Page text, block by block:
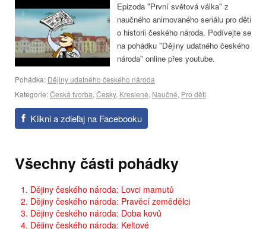
Epizoda "První světová válka" z
naučného animovaného seriálu pro děti
o historii českého národa. Podívejte se
na pohádku "Dějiny udatného českého
národa" online přes youtube.
Pohádka: Dějiny udatného českého národa
Kategorie:Česká tvorba, Česky, Kreslené, Naučné, Pro děti
Klikni a zdieľaj na Facebooku
Všechny části pohádky
1. Dějiny českého národa: Lovci mamutů
2. Dějiny českého národa: Pravěcí zemědělci
3. Dějiny českého národa: Doba kovů
4. Dějiny českého národa: Keltové